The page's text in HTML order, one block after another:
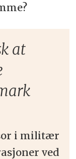
at
i militær
ved